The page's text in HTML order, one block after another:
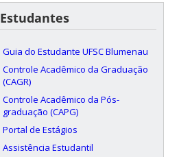
Estudantes
Guia do Estudante UFSC Blumenau
Controle Acadêmico da Graduação
(CAGR)
Controle Acadêmico da Pós-
graduação (CAPG)
Portal de Estágios
Assistência Estudantil